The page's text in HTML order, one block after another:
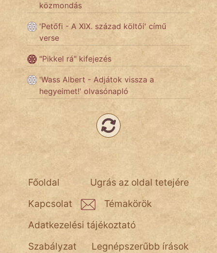
TÖRTÉNELEM
Népszerű szerzőink:
cinege
Jób Gedeon
vörös ördög
közmondás
'Petőfi - A XIX. század költői' című
verse
"Pikkel rá" kifejezés
'Wass Albert - Adjátok vissza a
hegyeimet!' olvasónapló
Ugrás az oldal tetejére
Főoldal
Kapcsolat
Témakörök
Adatkezelési tájékoztató
Szabályzat
Legnépszerűbb írások